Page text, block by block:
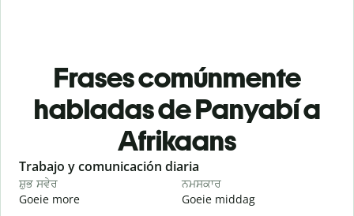
Frases comúnmente
habladas de Panyabí a
Afrikaans
Slide 1 of 6
Trabajo y comunicación diaria
ਸ਼ੁਭ ਸਵੇਰ
Goeie more
ਨਮਸਕਾਰ
Goeie middag